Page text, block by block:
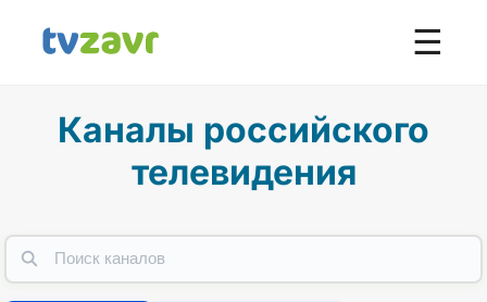
☰
Каналы российского
телевидения